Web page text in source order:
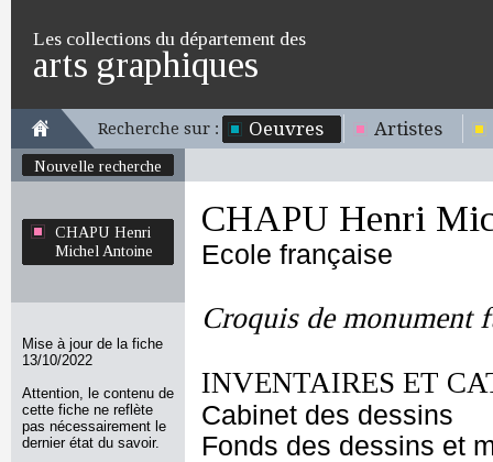
Les collections du département des
arts graphiques
Recherche sur : Oeuvres Artistes
Nouvelle recherche
CHAPU Henri
Michel Antoine
Mise à jour de la fiche
13/10/2022
Attention, le contenu de
cette fiche ne reflète
pas nécessairement le
dernier état du savoir.
CHAPU Henri
Ecole française
Croquis de monument
INVENTAIRES ET
Cabinet des dessins
Fonds des dessins et